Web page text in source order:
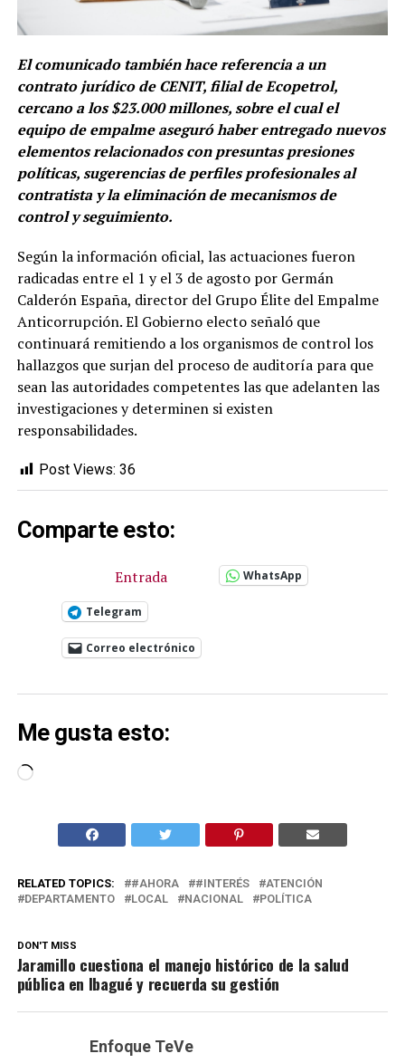
El comunicado también hace referencia a un
contrato jurídico de CENIT, filial de Ecopetrol,
cercano a los $23.000 millones, sobre el cual el
equipo de empalme aseguró haber entregado nuevos
elementos relacionados con presuntas presiones
políticas, sugerencias de perfiles profesionales al
contratista y la eliminación de mecanismos de
control y seguimiento.
Según la información oficial, las actuaciones fueron
radicadas entre el 1 y el 3 de agosto por Germán
Calderón España, director del Grupo Élite del Empalme
Anticorrupción. El Gobierno electo señaló que
continuará remitiendo a los organismos de control los
hallazgos que surjan del proceso de auditoría para que
sean las autoridades competentes las que adelanten las
investigaciones y determinen si existen
responsabilidades.
Post Views: 36
Comparte esto:
Entrada WhatsApp
Telegram
Correo electrónico
Me gusta esto:
Cargando...
RELATED TOPICS: #AHORA #INTERÉS
ATENCIÓN
DEPARTAMENTO
LOCAL NACIONAL POLÍTICA
DON'T MISS
Jaramillo cuestiona el manejo histórico de la salud
pública en Ibagué y recuerda su gestión
Enfoque TeVe